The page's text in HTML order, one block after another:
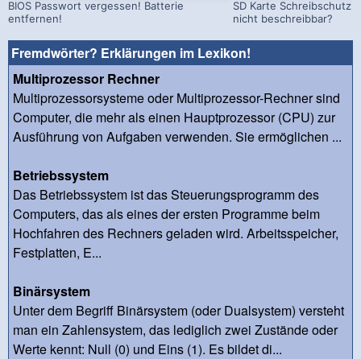
BIOS Passwort vergessen! Batterie
entfernen!
SD Karte Schreibschutz
nicht beschreibbar?
Fremdwörter? Erklärungen im Lexikon!
Multiprozessor Rechner
Multiprozessorsysteme oder Multiprozessor-Rechner sind
Computer, die mehr als einen Hauptprozessor (CPU) zur
Ausführung von Aufgaben verwenden. Sie ermöglichen ...
Betriebssystem
Das Betriebssystem ist das Steuerungsprogramm des
Computers, das als eines der ersten Programme beim
Hochfahren des Rechners geladen wird. Arbeitsspeicher,
Festplatten, E...
Binärsystem
Unter dem Begriff Binärsystem (oder Dualsystem) versteht
man ein Zahlensystem, das lediglich zwei Zustände oder
Werte kennt: Null (0) und Eins (1). Es bildet di...